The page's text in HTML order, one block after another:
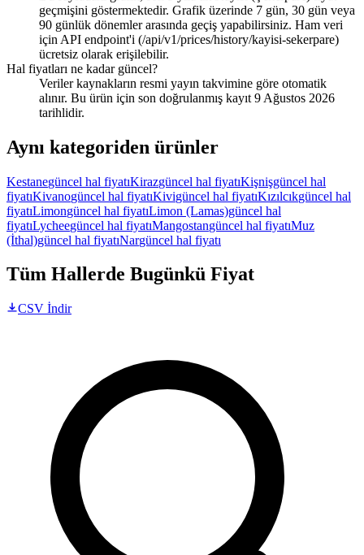
geçmişini göstermektedir. Grafik üzerinde 7 gün, 30 gün veya
90 günlük dönemler arasında geçiş yapabilirsiniz. Ham veri
için API endpoint'i (/api/v1/prices/history/kayisi-sekerpare)
ücretsiz olarak erişilebilir.
Hal fiyatları ne kadar güncel?
Veriler kaynakların resmi yayın takvimine göre otomatik
alınır. Bu ürün için son doğrulanmış kayıt 9 Ağustos 2026
tarihlidir.
Aynı kategoriden ürünler
Kestanegüncel hal fiyatıKirazgüncel hal fiyatıKişnişgüncel hal
fiyatıKivanogüncel hal fiyatıKivigüncel hal fiyatıKızılcıkgüncel hal
fiyatıLimongüncel hal fiyatıLimon (Lamas)güncel hal
fiyatıLycheegüncel hal fiyatıMangostangüncel hal fiyatıMuz
(İthal)güncel hal fiyatıNargüncel hal fiyatı
Tüm Hallerde Bugünkü Fiyat
CSV İndir